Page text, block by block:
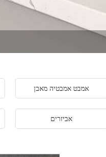
אמבט אמבטיה מאבן
אביזרים